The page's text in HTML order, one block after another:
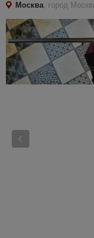
Москва, город